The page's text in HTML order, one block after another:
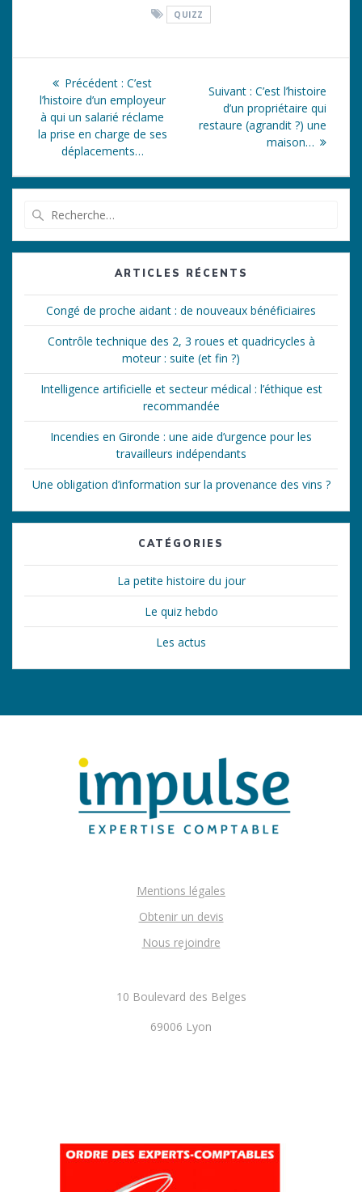
QUIZZ
Navigation
l’article
Précédent : Article
précédent
:
C’est
l’histoire d’un employeur
à qui un salarié réclame
la prise en charge de ses
déplacements…
Suivant : Article
suivant
:
C’est l’histoire
d’un propriétaire qui
restaure (agrandit ?) une
maison…
:
ARTICLES RÉCENTS
Congé de proche aidant : de nouveaux bénéficiaires
Contrôle technique des 2, 3 roues et quadricycles à
moteur : suite (et fin ?)
Intelligence artificielle et secteur médical : l’éthique est
recommandée
Incendies en Gironde : une aide d’urgence pour les
travailleurs indépendants
Une obligation d’information sur la provenance des vins ?
CATÉGORIES
La petite histoire du jour
Le quiz hebdo
Les actus
Mentions légales
Obtenir un devis
Nous rejoindre
10 Boulevard des Belges
69006 Lyon